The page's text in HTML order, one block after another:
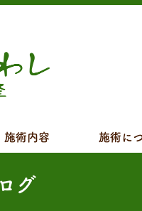
施術内容 施術に
グ